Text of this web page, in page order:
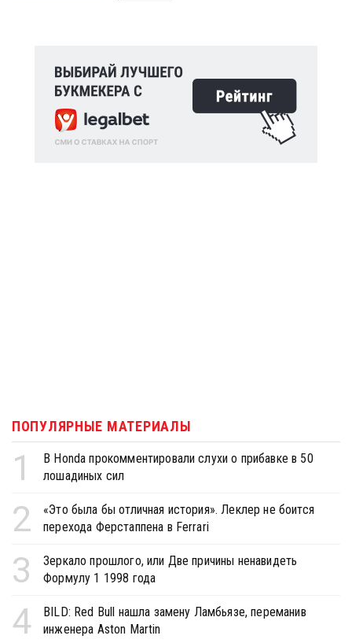
ПОПУЛЯРНЫЕ МАТЕРИАЛЫ
1
В Honda прокомментировали слухи о прибавке в 50
лошадиных сил
2
«Это была бы отличная история». Леклер не боится
перехода Ферстаппена в Ferrari
3
Зеркало прошлого, или Две причины ненавидеть
Формулу 1 1998 года
4
BILD: Red Bull нашла замену Ламбьязе, переманив
инженера Aston Martin